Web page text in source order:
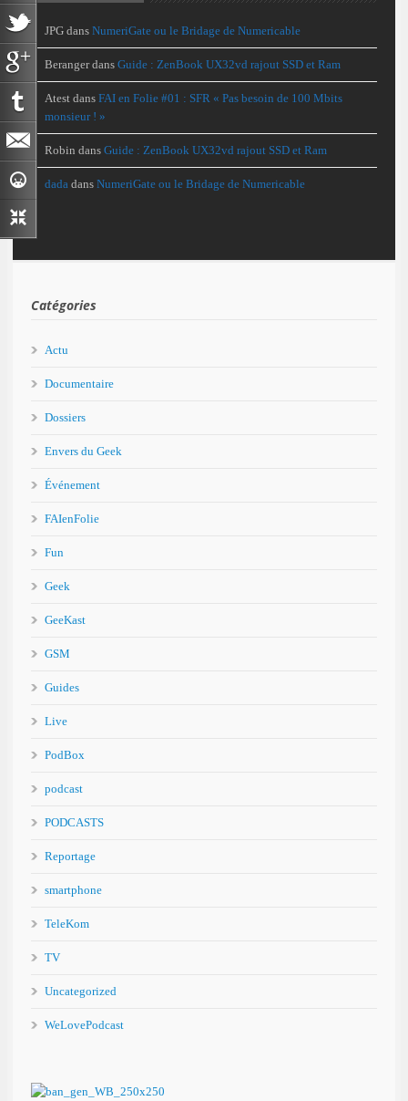
JPG dans NumeriGate ou le Bridage de Numericable
Berangerdans Guide : ZenBook UX32vd rajout SSD et Ram
Atest dans FAI en Folie #01 : SFR « Pas besoin de 100 Mbits
monsieur ! »
Robin dans Guide : ZenBook UX32vd rajout SSD et Ram
dada dans NumeriGate ou le Bridage de Numericable
Catégories
Actu
Documentaire
Dossiers
Envers du Geek
Événement
FAIenFolie
Fun
Geek
GeeKast
GSM
Guides
Live
PodBox
podcast
PODCASTS
Reportage
smartphone
TeleKom
TV
Uncategorized
WeLovePodcast